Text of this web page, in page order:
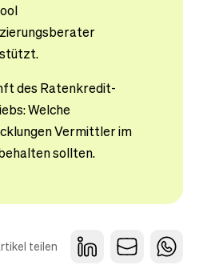
des Ratenkredit-
Welche
Vermittler im
sollten.
teilen